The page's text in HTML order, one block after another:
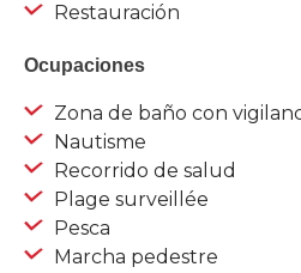
Restauración
Ocupaciones
Zona de baño con
Nautisme
Recorrido de salud
Plage surveillée
Pesca
Marcha pedestre